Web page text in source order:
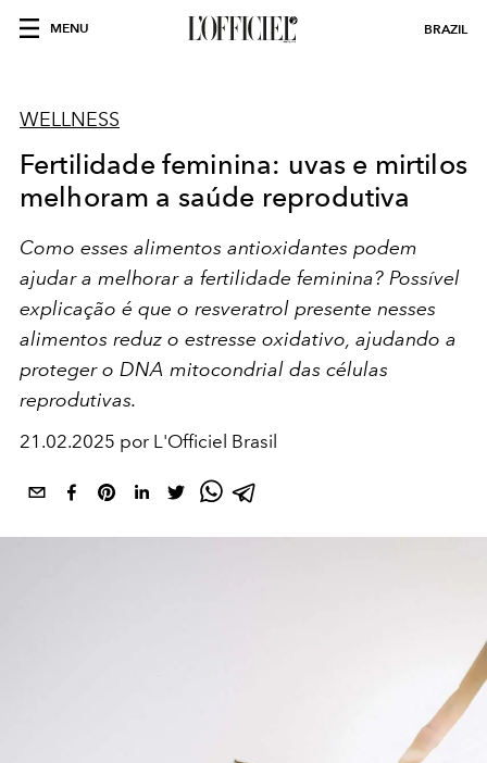
MENU BRAZIL
WELLNESS
Fertilidade feminina: uvas e mirtilos
melhoram a saúde reprodutiva
Como esses alimentos antioxidantes podem
ajudar a melhorar a fertilidade feminina? Possível
explicação é que o resveratrol presente nesses
alimentos reduz o estresse oxidativo, ajudando a
proteger o DNA mitocondrial das células
reprodutivas.
21.02.2025 por L'Officiel Brasil